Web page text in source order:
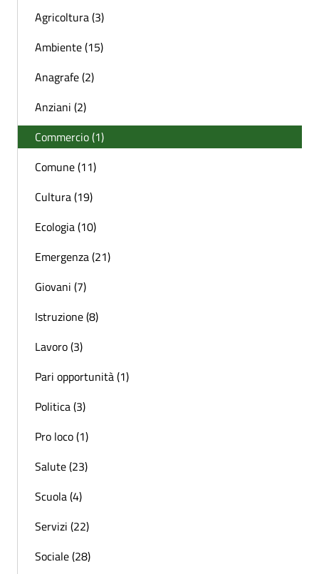
Agricoltura (3)
Ambiente (15)
Anagrafe (2)
Anziani (2)
Commercio (1)
Comune (11)
Cultura (19)
Ecologia (10)
Emergenza (21)
Giovani (7)
Istruzione (8)
Lavoro (3)
Pari opportunità (1)
Politica (3)
Pro loco (1)
Salute (23)
Scuola (4)
Servizi (22)
Sociale (28)